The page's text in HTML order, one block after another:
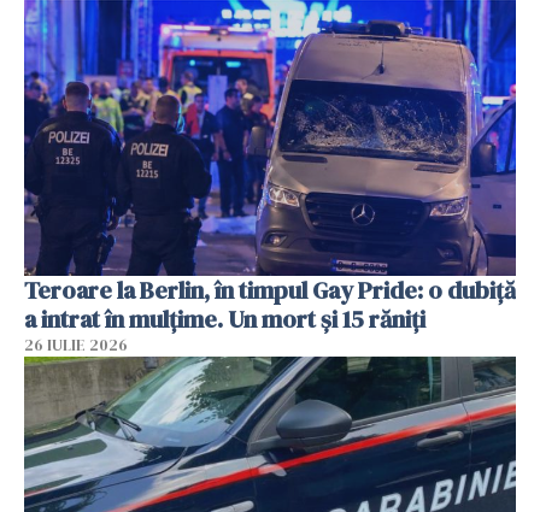
Teroare la Berlin, în timpul Gay Pride: o dubiță
a intrat în mulțime. Un mort și 15 răniți
26 IULIE 2026